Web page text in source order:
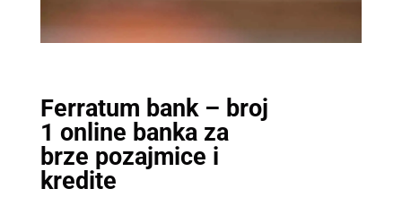
Ferratum bank – broj
1 online banka za
brze pozajmice i
kredite